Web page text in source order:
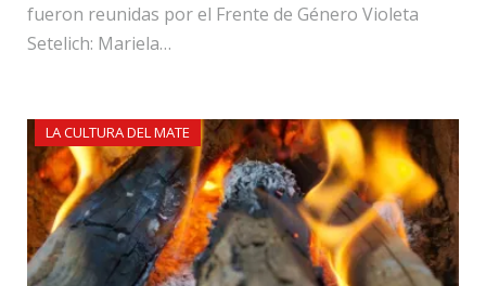
fueron reunidas por el Frente de Género Violeta
Setelich: Mariela…
LA CULTURA DEL MATE